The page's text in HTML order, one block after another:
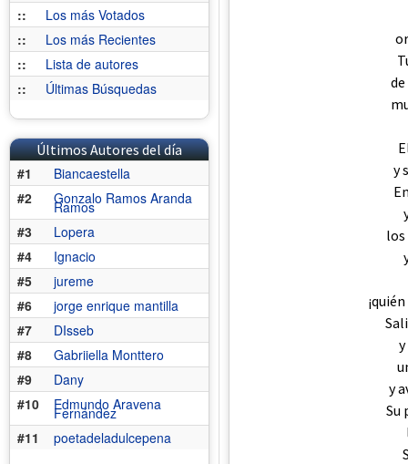
::
Los más Votados
::
Los más Recientes
::
Lista de autores
::
Últimas Búsquedas
Últimos Autores del día
#1
Biancaestella
#2
Gonzalo Ramos Aranda
Ramos
#3
Lopera
#4
Ignacio
#5
jureme
#6
jorge enrique mantilla
#7
DIsseb
#8
Gabriiella Monttero
#9
Dany
#10
Edmundo Aravena
Fernández
#11
poetadeladulcepena
y
y
Su